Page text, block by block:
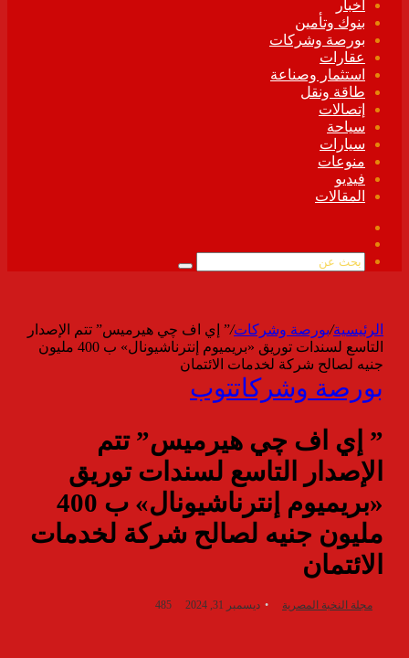
أخبار
بنوك وتأمين
بورصة وشركات
عقارات
استثمار وصناعة
طاقة ونقل
إتصالات
سياحة
سيارات
منوعات
فيديو
المقالات
الموقع
بحث
الرئيسية/بورصة وشركات/” إي اف چي هيرميس” تتم الإصدار
التاسع لسندات توريق «بريميوم إنترناشيونال» ب 400 مليون
جنيه لصالح شركة لخدمات الائتمان
بورصة وشركاتتوب
” إي اف چي هيرميس” تتم
الإصدار التاسع لسندات توريق
«بريميوم إنترناشيونال» ب 400
مليون جنيه لصالح شركة لخدمات
الائتمان
مجلة النخبة المصرية ديسمبر 31, 2024